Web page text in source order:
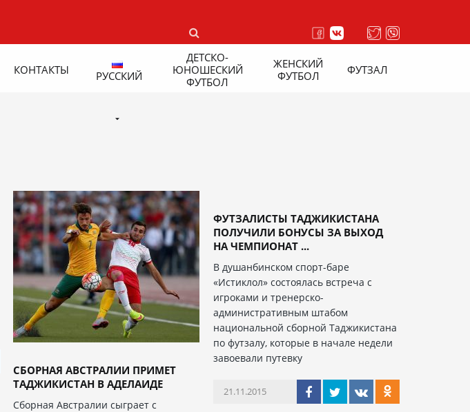
КОНТАКТЫ РУССКИЙ
ДЕТСКО-
ЮНОШЕСКИЙ
ФУТБОЛ
ЖЕНСКИЙ
ФУТБОЛ
ФУТЗАЛ
СБОРНАЯ АВСТРАЛИИ ПРИМЕТ
ТАДЖИКИСТАН В АДЕЛАИДЕ
Сборная Австралии сыграет с
ФУТЗАЛИСТЫ ТАДЖИКИСТАНА
ПОЛУЧИЛИ БОНУСЫ ЗА ВЫХОД
НА ЧЕМПИОНАТ ...
В душанбинском спорт-баре
«Истиклол» состоялась встреча с
игроками и тренерско-
административным штабом
национальной сборной Таджикистана
по футзалу, которые в начале недели
завоевали путевку
21.11.2015